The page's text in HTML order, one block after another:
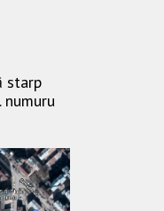
starp
numuru